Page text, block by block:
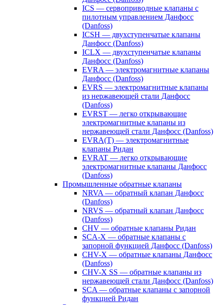
ICS — сервоприводные клапаны с
пилотным управлением Данфосс
(Danfoss)
ICSH — двухступенчатые клапаны
Данфосс (Danfoss)
ICLX — двухступенчатые клапаны
Данфосс (Danfoss)
EVRA — электромагнитные клапаны
Данфосс (Danfoss)
EVRS — электромагнитные клапаны
из нержавеющей стали Данфосс
(Danfoss)
EVRST — легко открывающие
электромагнитные клапаны из
нержавеющей стали Данфосс (Danfoss)
EVRA(T) — электромагнитные
клапаны Ридан
EVRAT — легко открывающие
электромагнитные клапаны Данфосс
(Danfoss)
Промышленные обратные клапаны
NRVA — обратный клапан Данфосс
(Danfoss)
NRVS — обратный клапан Данфосс
(Danfoss)
CHV — обратные клапаны Ридан
SCA-X — обратные клапаны с
запорной функцией Данфосс (Danfoss)
CHV-X — обратные клапаны Данфосс
(Danfoss)
CHV-X SS — обратные клапаны из
нержавеющей стали Данфосс (Danfoss)
SCA — обратные клапаны с запорной
функцией Ридан